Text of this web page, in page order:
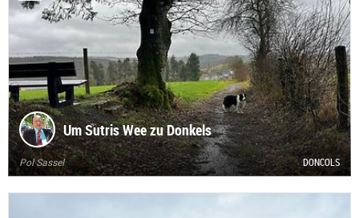
Um Sutris Wee zu Donkels
Pol Sassel DONCOLS